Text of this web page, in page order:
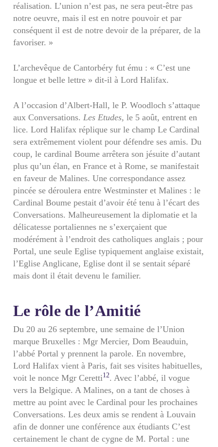
réalisation. L’union n’est pas, ne sera peut-être pas
notre oeuvre, mais il est en notre pouvoir et par
conséquent il est de notre devoir de la préparer, de la
favoriser. »
L’archevêque de Cantorbéry fut ému : « C’est une
longue et belle lettre » dit-il à Lord Halifax.
A l’occasion d’Albert-Hall, le P. Woodloch s’attaque
aux Conver­sations. Les Etudes, le 5 août, entrent en
lice. Lord Halifax réplique sur le champ Le Cardinal
sera extrêmement violent pour défendre ses amis. Du
coup, le cardinal Boume arrêtera son jésuite d’autant
plus qu’un élan, en France et à Rome, se manifestait
en faveur de Malines. Une correspondance assez
pincée se déroulera entre Westminster et Malines : le
Cardinal Boume pestait d’avoir été tenu à l’écart des
Conversations. Malheureusement la diplomatie et la
délicatesse portaliennes ne s’exerçaient que
modérément à l’endroit des catholiques anglais ; pour
Portal, une seule Eglise typiquement anglaise existait,
l’Eglise Anglicane, Eglise dont il se sentait séparé
mais dont il était devenu le familier.
Le rôle de l’Amitié
Du 20 au 26 septembre, une semaine de l’Union
marque Bruxelles : Mgr Mercier, Dom Beauduin,
l’abbé Portal y prennent la parole. En novembre,
Lord Halifax vient à Paris, fait ses visites habituelles,
voit le nonce Mgr Ceretti12. Avec l’abbé, il vogue
vers la Belgique. A Malines, on a tant de choses à
mettre au point avec le Cardinal pour les prochaines
Conversations. Les deux amis se rendent à Louvain
afin de donner une conférence aux étudiants C’est
certainement le chant de cygne de M. Portal : une